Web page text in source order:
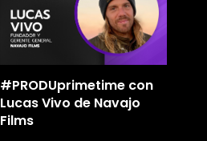
#PRODUprimetime con
Lucas Vivo de Navajo
Films